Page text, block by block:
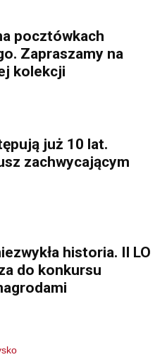
pocztówkach
Zapraszamy na
kolekcji
już 10 lat.
zachwycającym
historia. II LO
do konkursu